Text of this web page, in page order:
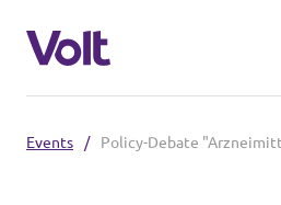
Volt in Sachsen
Events /